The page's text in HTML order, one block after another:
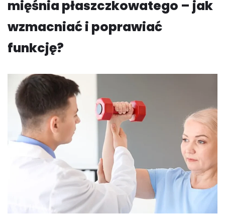
mięśnia płaszczkowatego – jak
wzmacniać i poprawiać
funkcję?